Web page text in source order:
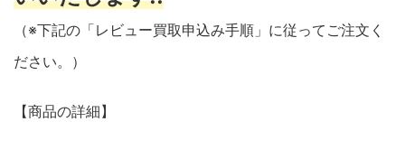
（※下記の「レビュー買取申込み手順」に従ってご注文く
ださい。）
【商品の詳細】